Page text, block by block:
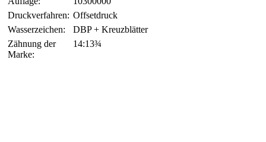
Druckverfahren: Offsetdruck
Wasserzeichen:
DBP + Kreuzblätter
Zähnung der
Marke:
14:13¾